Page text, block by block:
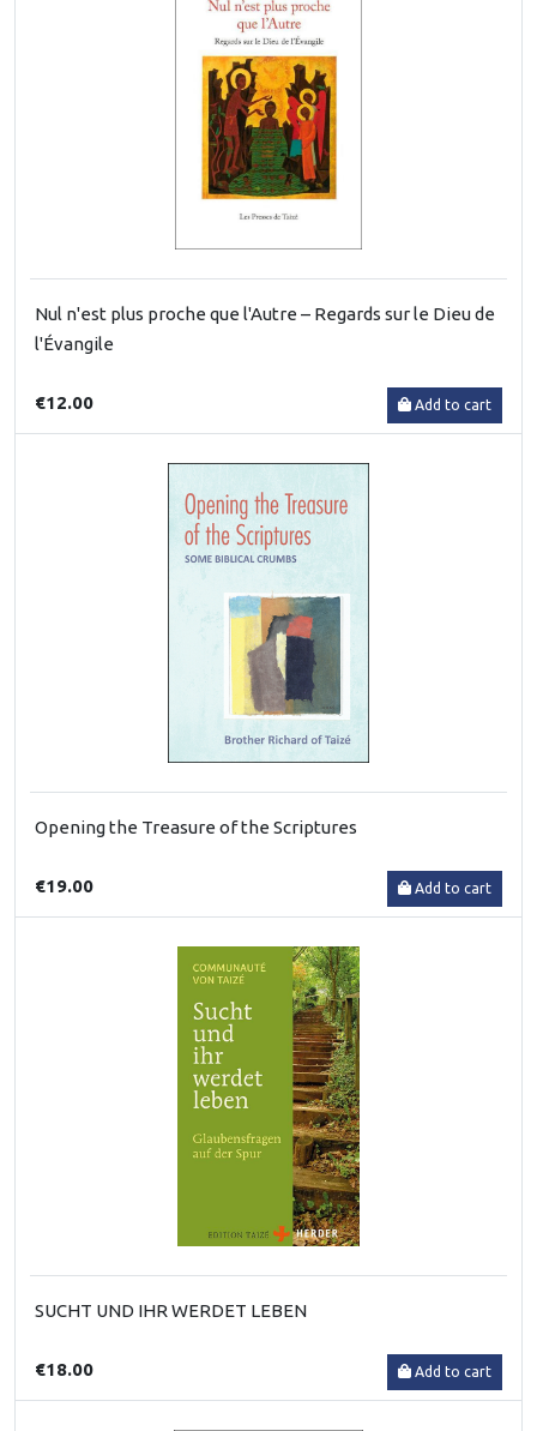
Nul n'est plus proche que l'Autre – Regards sur le Dieu de
l'Évangile
€12.00 Add to cart
Opening the Treasure of the Scriptures
€19.00 Add to cart
SUCHT UND IHR WERDET LEBEN
€18.00 Add to cart